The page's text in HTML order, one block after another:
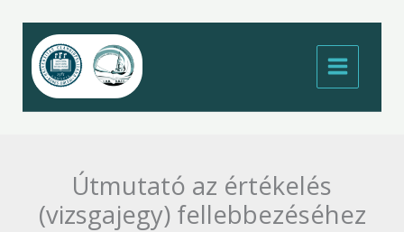
content
Útmutató az értékelés
(vizsgajegy) fellebbezéséhez